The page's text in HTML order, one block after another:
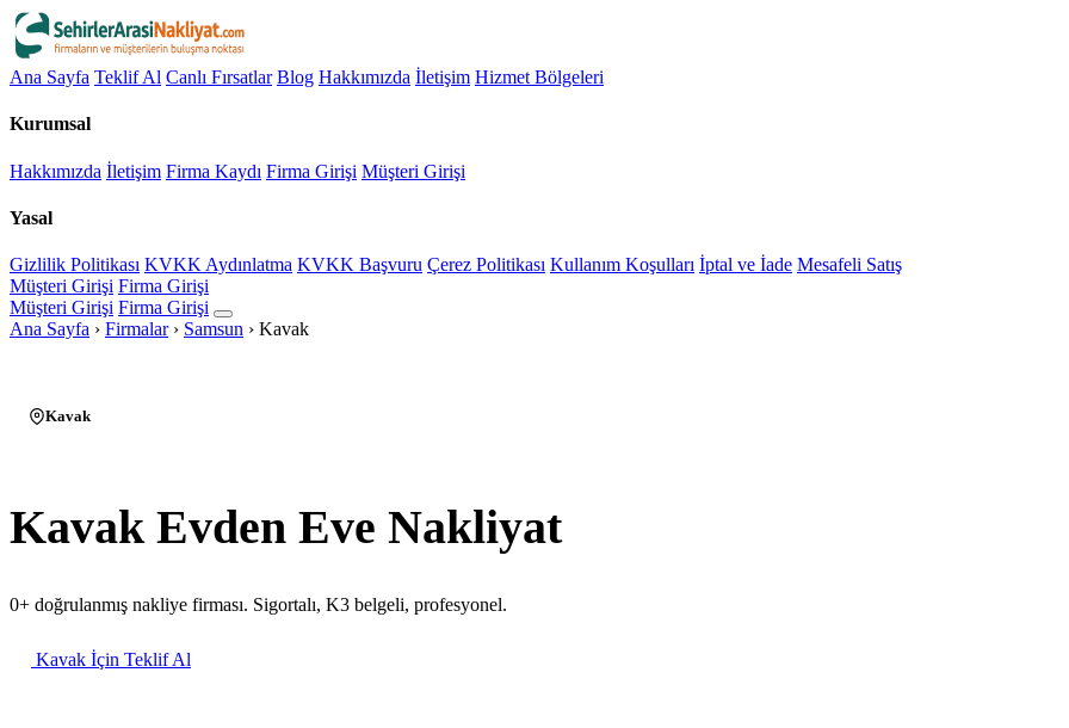
Ana Sayfa Teklif Al Canlı Fırsatlar Blog Hakkımızda İletişim Hizmet Bölgeleri
Kurumsal
Hakkımızda İletişim Firma Kaydı Firma Girişi Müşteri Girişi
Yasal
Gizlilik Politikası KVKK Aydınlatma KVKK Başvuru Çerez Politikası Kullanım Koşulları İptal ve İade Mesafeli Satış
Müşteri Girişi Firma Girişi
Müşteri Girişi Firma Girişi
Ana Sayfa › Firmalar › Samsun › Kavak
Kavak
Kavak Evden Eve Nakliyat
0+ doğrulanmış nakliye firması. Sigortalı, K3 belgeli, profesyonel.
Kavak İçin Teklif Al